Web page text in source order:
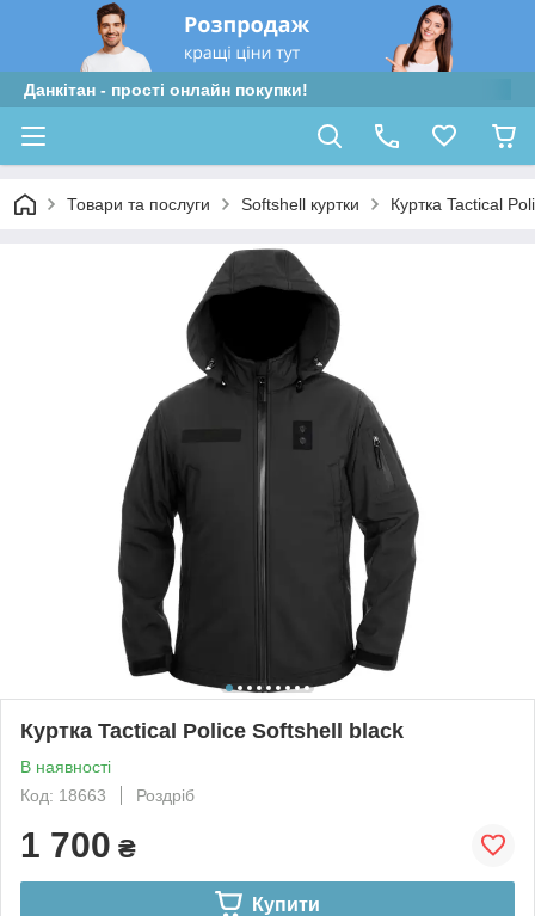
Данкітан - прості онлайн покупки!
Товари та послуги Softshell куртки Куртка Tactical
Куртка Tactical Police Softshell black
В наявності
Код: 18663
Роздріб
1 700 ₴
Купити